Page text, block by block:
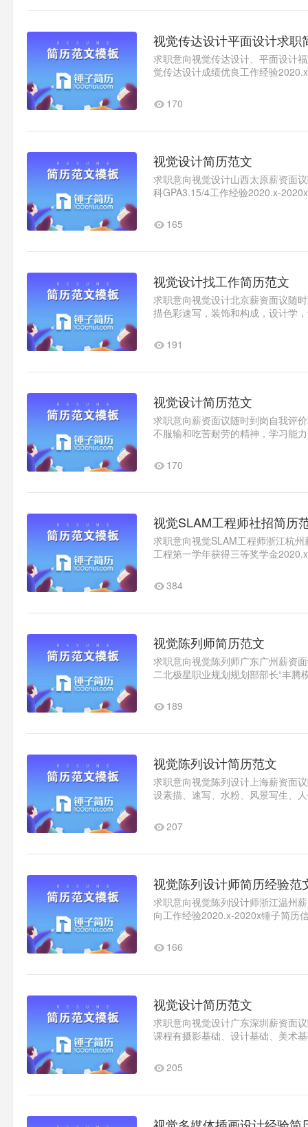
视觉传达设计平面设计求职
求职意向视觉传达设计、平面设计
觉传达设计成绩优良工作经验
170
视觉设计简历范文
求职意向视觉设计山西太原薪资面
科GPA3.15/4工作经验2020.x-
165
视觉设计找工作简历范文
求职意向视觉设计北京薪资面议随
描色彩速写，装饰和构成，设计学
191
视觉设计简历范文
求职意向薪资面议随时到岗自我评
不服输和吃苦耐劳的精神，学习能
170
视觉SLAM工程师社招简历
求职意向视觉SLAM工程师浙江杭
工程第一学年获得三等奖学金
384
视觉陈列师简历范文
求职意向视觉陈列师广东广州薪资
二北极星职业规划规划部部长“丰
189
视觉陈列设计简历范文
求职意向视觉陈列设计上海薪资面
设素描、速写、水粉、风景写生、
207
视觉陈列设计师简历经验范
求职意向视觉陈列设计师浙江温州
向工作经验2020.x-2020x锤子简历
166
视觉设计简历范文
求职意向视觉设计广东深圳薪资面
课程有摄影基础、设计基础、美术
205